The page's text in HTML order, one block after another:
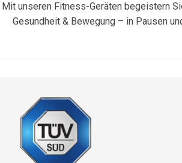
Mit unseren Fitness-Geräten begeistern
Gesundheit & Bewegung – in Pausen